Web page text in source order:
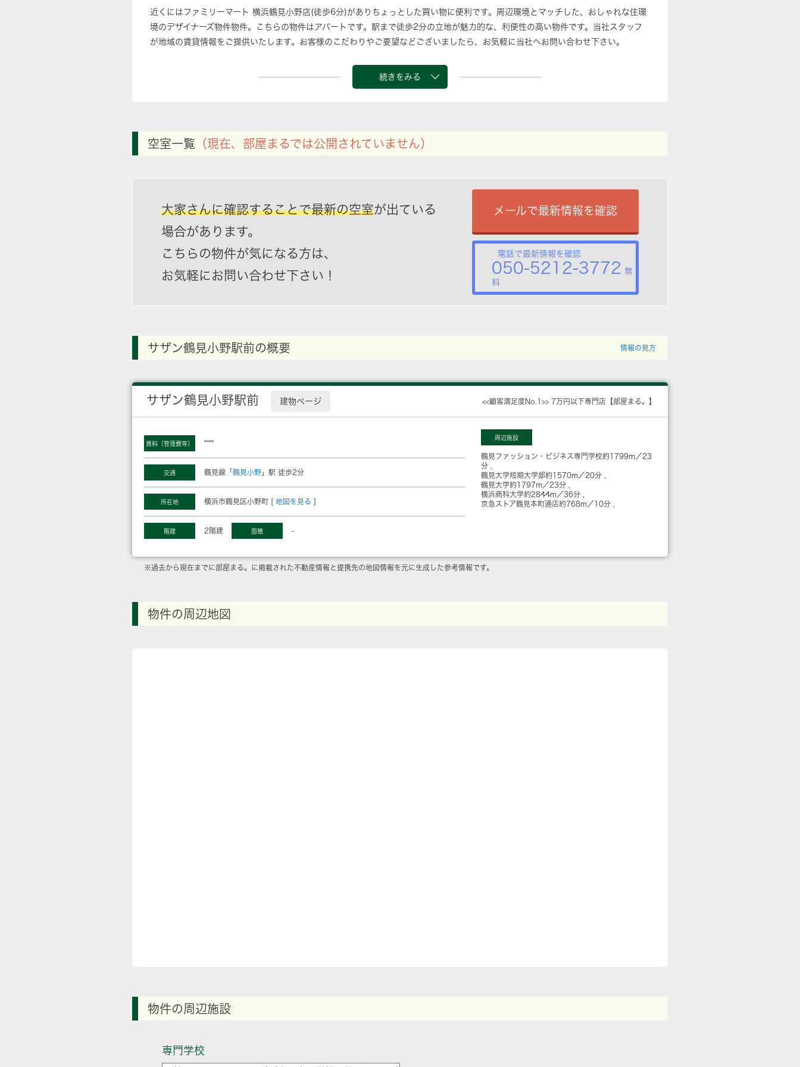
近くにはファミリーマート 横浜鶴見小野店(徒歩6分)がありちょっとした買い物に便利です。周辺環境とマッチした、おしゃれな住環
境のデザイナーズ物件物件。こちらの物件はアパートです。駅まで徒歩2分の立地が魅力的な、利便性の高い物件です。当社スタッフ
が地域の賃貸情報をご提供いたします。お客様のこだわりやご要望などございましたら、お気軽に当社へお問い合わせ下さい。
続きをみる
空室一覧 （現在、部屋まるでは公開されていません）
大家さんに確認することで最新の空室が出ている
場合があります。
こちらの物件が気になる方は、
お気軽にお問い合わせ下さい！
メールで最新情報を確認
電話で最新情報を確認
050-5212-3772 無
料
サザン鶴見小野駅前の概要 情報の見方
サザン鶴見小野駅前 建物ページ <<顧客満足度No.1>> 7万円以下専門店【部屋まる。】
賃料（管理費等） ****
交通 鶴見線「 鶴見小野 」駅 徒歩2分
所在地 横浜市鶴見区小野町 [ 地図を見る ]
階建 2階建 面積 -
周辺施設
鶴見ファッション・ビジネス専門学校約1799m／23
分
鶴見大学短期大学部約1570m／20分
鶴見大学約1797m／23分
横浜商科大学約2844m／36分
京急ストア鶴見本町通店約768m／10分
※過去から現在までに部屋まる。に掲載された不動産情報と提携先の地図情報を元に生成した参考情報です。
物件の周辺地図
物件の周辺施設
専門学校